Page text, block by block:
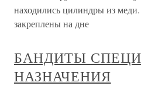
находились цилиндры из
закреплены на дне
БАНДИТЫ
НАЗНАЧЕНИЯ